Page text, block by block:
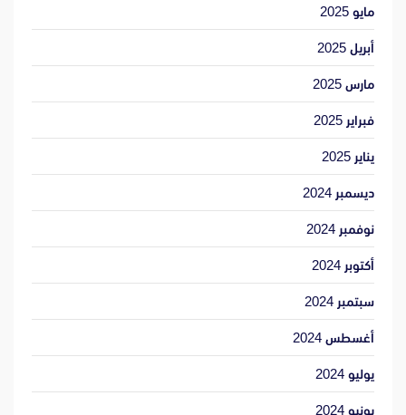
مايو 2025
أبريل 2025
مارس 2025
فبراير 2025
يناير 2025
ديسمبر 2024
نوفمبر 2024
أكتوبر 2024
سبتمبر 2024
أغسطس 2024
يوليو 2024
يونيو 2024